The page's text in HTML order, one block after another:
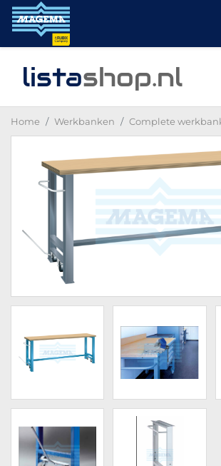
listashop.nl
Home Werkbanken Complete